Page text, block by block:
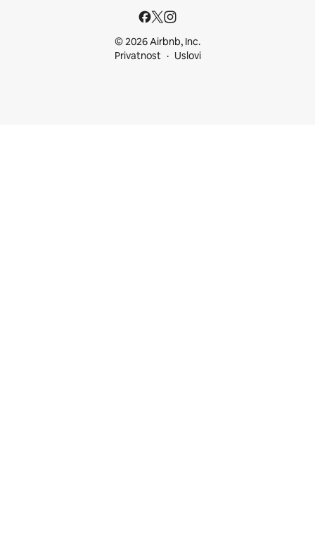
© 2026 Airbnb, Inc.
Privatnost
Uslovi